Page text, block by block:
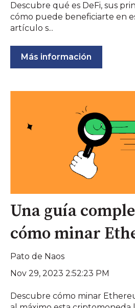
Descubre qué es DeFi, sus
cómo puede beneficiarte en
artículo s...
Más información
Una guía
cómo minar
Pato de Naos
Nov 29, 2023 2:52:23 PM
Descubre cómo minar